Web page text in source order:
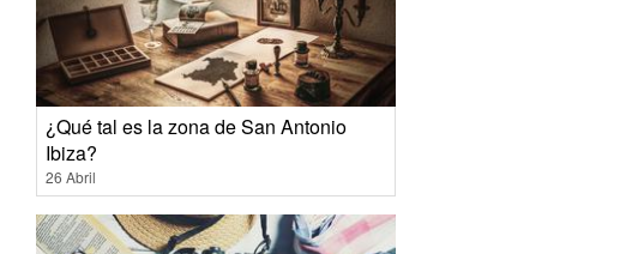
¿Qué tal es la zona de San Antonio
Ibiza?
26 Abril